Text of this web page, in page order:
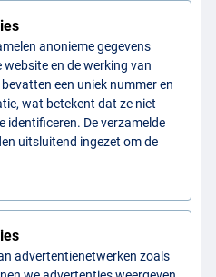
anonieme gegevens
en de werking van
een uniek nummer en
wat betekent dat ze niet
identificeren. De verzamelde
uitsluitend ingezet om de
advertentienetwerken zoals